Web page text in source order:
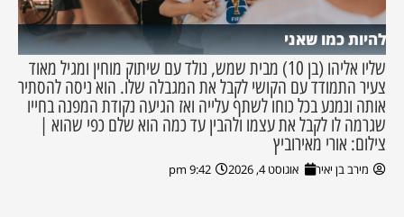
להיות כמו שאני
שליו אליהו (בן 10) מבית שמש, נולד עם שיתוק מוחין ומגיל מאוד
צעיר התמודד עם הקושי לקבל את המגבלה שלו. הוא ניסה להסתיר
אותה ונמנע בכל כוחו לשתף עלייה ואז הגיעה נקודת המפנה בחייו
שגרמה לו לקבל את עצמו ולהבין עד כמה הוא שלם כפי שהוא |
צילום: אורי מאירוביץ
מירב בן יאיר אוגוסט 4, 2026 9:42 pm